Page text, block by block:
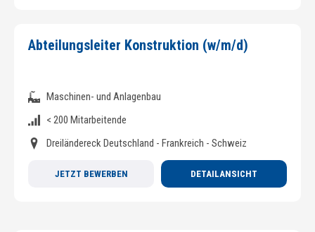
Abteilungsleiter Konstruktion (w/m/d)
Maschinen- und Anlagenbau
< 200 Mitarbeitende
Dreiländereck Deutschland - Frankreich - Schweiz
JETZT BEWERBEN DETAILANSICHT